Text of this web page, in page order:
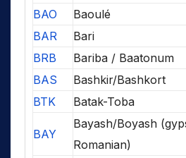
BAO
Baoulé
BAR
Bari
BRB
Bariba / Baatonum
BAS
Bashkir/Bashkort
BTK
Batak-Toba
BAY
Bayash/Boyash
Romanian)